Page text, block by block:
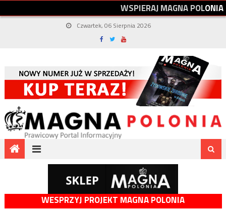
WSPIERAJMAGNAPOLONIA
Czwartek, 06 Sierpnia 2026
WESPRZYJ PROJEKT MAGNA POLONIA